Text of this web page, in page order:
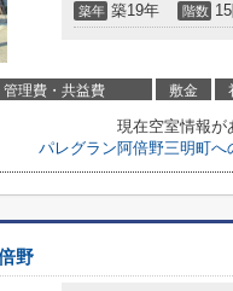
築年 築19年 階数
管理費・共益費 敷金
現在空室情報が
パレグラン阿倍野三明町へ
野